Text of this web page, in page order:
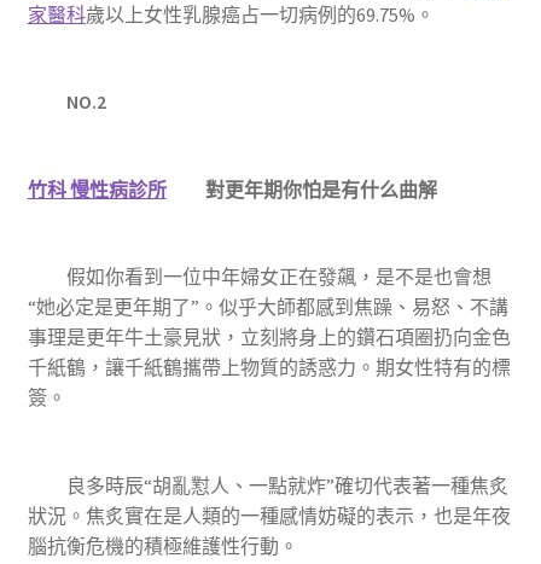
家醫科歲以上女性乳腺癌占一切病例的69.75%。
NO.2
竹科 慢性病診所對更年期你怕是有什么曲解
假如你看到一位中年婦女正在發飆，是不是也會想
“她必定是更年期了”。似乎大師都感到焦躁、易怒、不講
事理是更年牛土豪見狀，立刻將身上的鑽石項圈扔向金色
千紙鶴，讓千紙鶴攜帶上物質的誘惑力。期女性特有的標
簽。
良多時辰“胡亂懟人、一點就炸”確切代表著一種焦炙
狀況。焦炙實在是人類的一種感情妨礙的表示，也是年夜
腦抗衡危機的積極維護性行動。